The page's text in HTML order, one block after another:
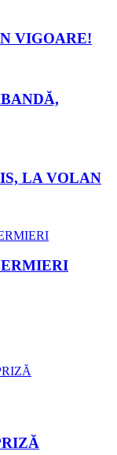
VIGOARE!
LA VOLAN